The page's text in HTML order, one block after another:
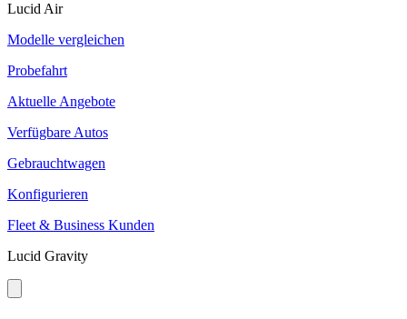
Lucid Air
Modelle vergleichen
Probefahrt
Aktuelle Angebote
Verfügbare Autos
Gebrauchtwagen
Konfigurieren
Fleet & Business Kunden
Lucid Gravity